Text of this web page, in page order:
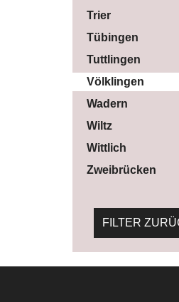
Trier
Tübingen
Tuttlingen
Völklingen
Wadern
Wiltz
Wittlich
Zweibrücken
FILTER